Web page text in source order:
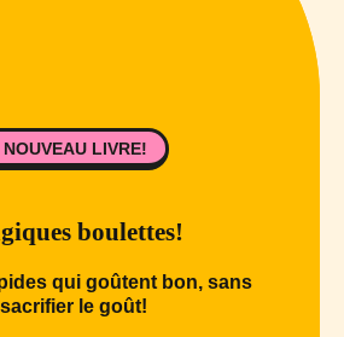
boulettes!
qui goûtent bon, sans
sacrifier le goût!
NOUVEAU LIVRE!